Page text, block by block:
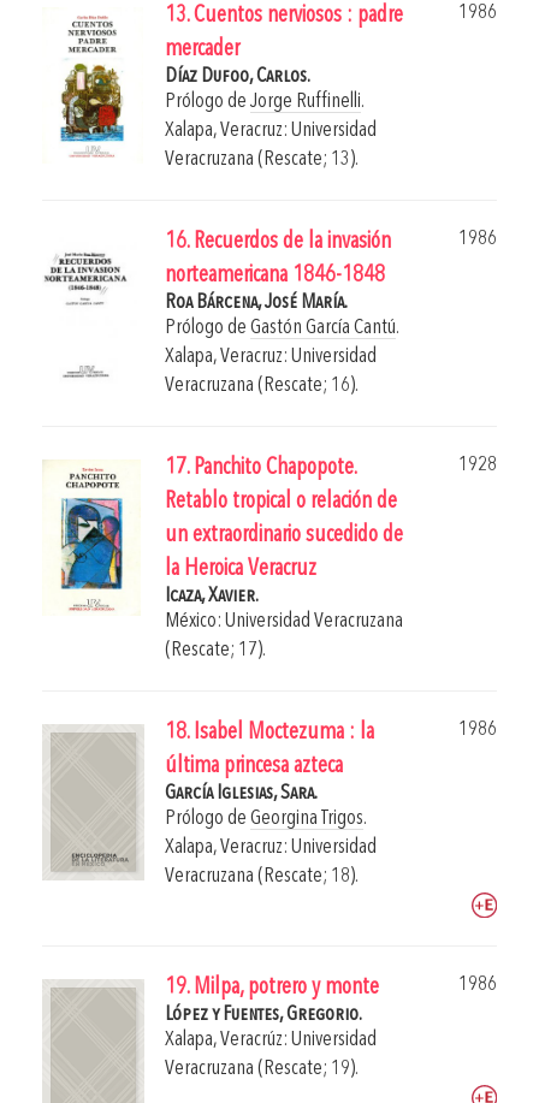
13. Cuentos nerviosos : padre
mercader
1986
Díaz Dufoo, Carlos.
Prólogo de Jorge Ruffinelli.
Xalapa, Veracruz: Universidad
Veracruzana (Rescate; 13).
16. Recuerdos de la invasión
norteamericana 1846-1848
1986
Roa Bárcena, José María.
Prólogo de Gastón García Cantú.
Xalapa, Veracruz: Universidad
Veracruzana (Rescate; 16).
17. Panchito Chapopote.
Retablo tropical o relación de
un extraordinario sucedido de
la Heroica Veracruz
1928
Icaza, Xavier.
México: Universidad Veracruzana
(Rescate; 17).
18. Isabel Moctezuma : la
última princesa azteca
1986
García Iglesias, Sara.
Prólogo de Georgina Trigos.
Xalapa, Veracruz: Universidad
Veracruzana (Rescate; 18).
19. Milpa, potrero y monte
1986
López y Fuentes, Gregorio.
Xalapa, Veracrúz: Universidad
Veracruzana (Rescate; 19).